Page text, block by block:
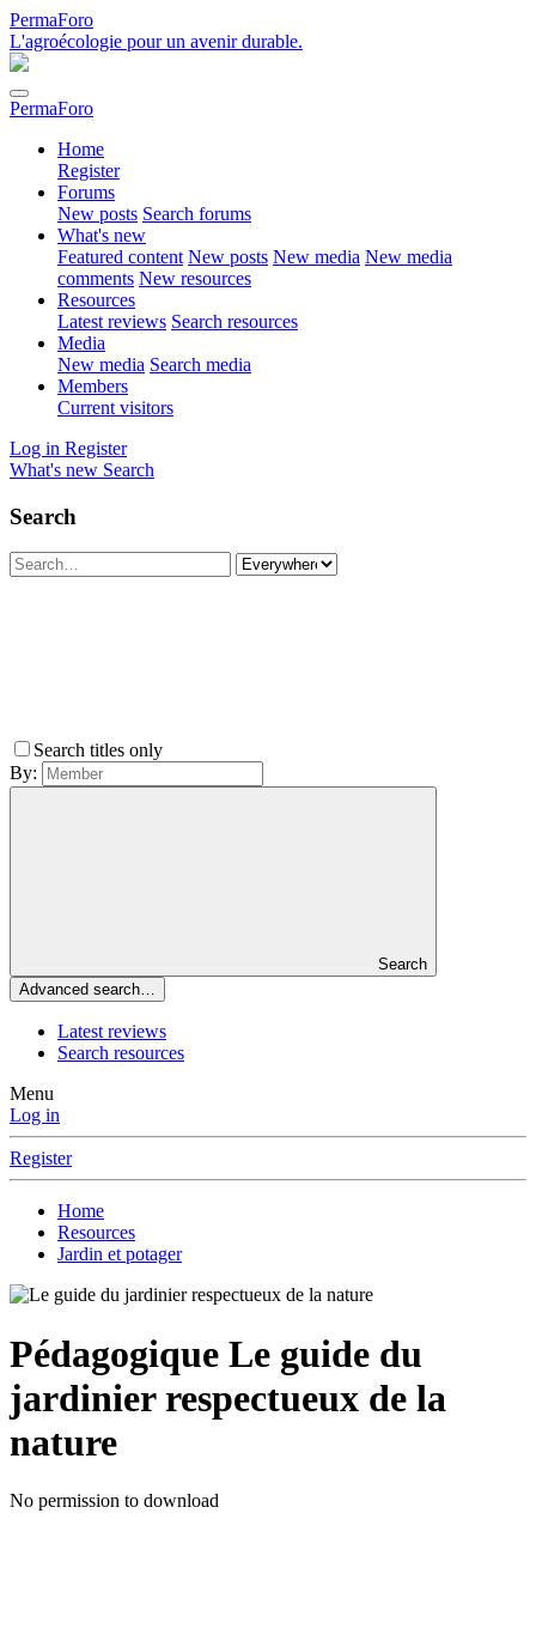
PermaForo
L'agroécologie pour un avenir durable.
PermaForo
Home
Register
Forums
New posts Search forums
What's new
Featured content New posts New media New media
comments New resources
Resources
Latest reviews Search resources
Media
New media Search media
Members
Current visitors
Log in Register
What's new Search
Search
Search titles only
By:
Search
Advanced search…
Latest reviews
Search resources
Menu
Log in
Register
Home
Resources
Jardin et potager
Pédagogique Le guide du
jardinier respectueux de la
nature
No permission to download